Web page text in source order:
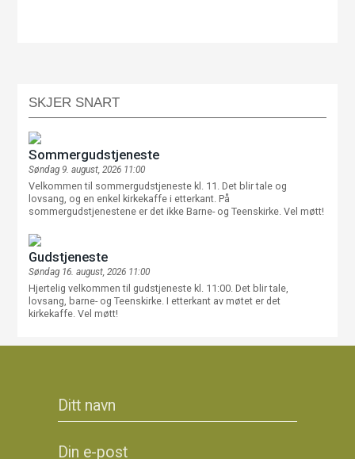
SKJER SNART
Sommergudstjeneste
Søndag 9. august, 2026 11:00
Velkommen til sommergudstjeneste kl. 11. Det blir tale og
lovsang, og en enkel kirkekaffe i etterkant. På
sommergudstjenestene er det ikke Barne- og Teenskirke. Vel møtt!
Gudstjeneste
Søndag 16. august, 2026 11:00
Hjertelig velkommen til gudstjeneste kl. 11:00. Det blir tale,
lovsang, barne- og Teenskirke. I etterkant av møtet er det
kirkekaffe. Vel møtt!